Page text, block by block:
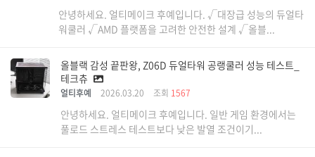
안녕하세요. 얼티메이크 후예입니다. √대장급 성능의 듀얼타
워쿨러 √AMD 플랫폼을 고려한 안전한 설계 √올블...
올블랙 감성 끝판왕, Z06D 듀얼타워 공랭쿨러 성능 테스트_
테크츄
얼티후예 2026.03.20 조회 1567
안녕하세요. 얼티메이크 후예입니다. 일반 게임 환경에서는
풀로드 스트레스 테스트보다 낮은 발열 조건이기...